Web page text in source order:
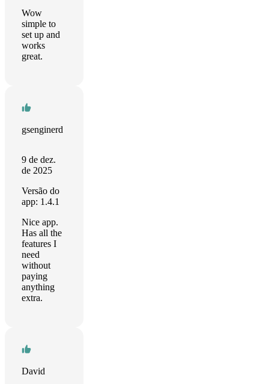
Wow
simple to
set up and
works
great.
gsenginerd
9 de dez.
de 2025
Versão do
app: 1.4.1
Nice app.
Has all the
features I
need
without
paying
anything
extra.
David